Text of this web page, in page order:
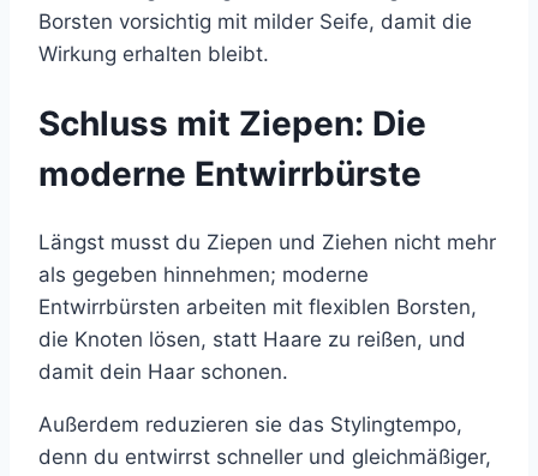
Borsten vorsichtig mit milder Seife, damit die
Wirkung erhalten bleibt.
Schluss mit Ziepen: Die
moderne Entwirrbürste
Längst musst du Ziepen und Ziehen nicht mehr
als gegeben hinnehmen; moderne
Entwirrbürsten arbeiten mit flexiblen Borsten,
die Knoten lösen, statt Haare zu reißen, und
damit dein Haar schonen.
Außerdem reduzieren sie das Stylingtempo,
denn du entwirrst schneller und gleichmäßiger,